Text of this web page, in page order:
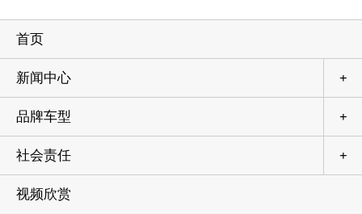
们的学习环境，还为孩子们送来了爱心
礼物，看到孩子们开心的笑容，十分感
动。”从恩施盛家坝小学走出去
首页
+
新闻中心
+
品牌车型
+
社会责任
视频欣赏